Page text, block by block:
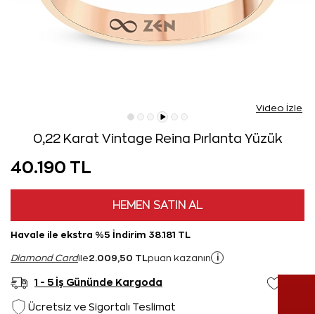
Video İzle
0,22 Karat Vintage Reina Pırlanta Yüzük
40.190 TL
HEMEN SATIN AL
Havale ile ekstra %5 İndirim 38.181 TL
Diamond Cardile2.009,50 TL puan kazanın i
1 - 5 İş Gününde Kargoda
Ücretsiz ve Sigortalı Teslimat